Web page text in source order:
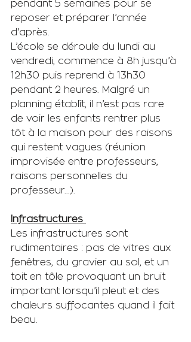
pendant 5 semaines pour se
reposer et préparer l’année
d’après.
L’école se déroule du lundi au
vendredi, commence à 8h jusqu’à
12h30 puis reprend à 13h30
pendant 2 heures. Malgré un
planning établît, il n’est pas rare
de voir les enfants rentrer plus
tôt à la maison pour des raisons
qui restent vagues (réunion
improvisée entre professeurs,
raisons personnelles du
professeur...).
Infrastructures
Les infrastructures sont
rudimentaires : pas de vitres aux
fenêtres, du gravier au sol, et un
toit en tôle provoquant un bruit
important lorsqu’il pleut et des
chaleurs suffocantes quand il fait
beau.